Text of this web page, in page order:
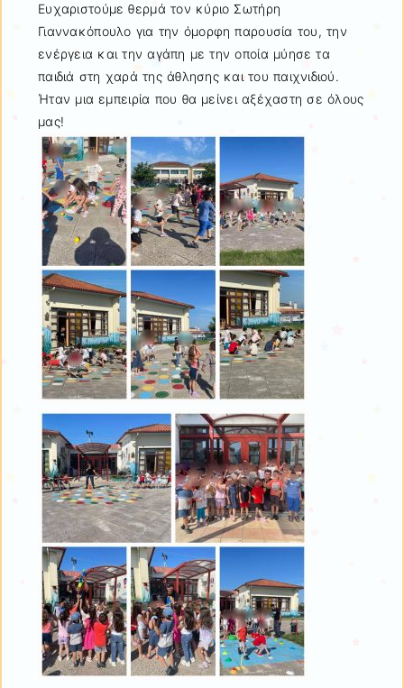
Ευχαριστούμε θερμά τον κύριο Σωτήρη
Γιαννακόπουλο για την όμορφη παρουσία του, την
ενέργεια και την αγάπη με την οποία μύησε τα
παιδιά στη χαρά της άθλησης και του παιχνιδιού.
Ήταν μια εμπειρία που θα μείνει αξέχαστη σε όλους
μας!